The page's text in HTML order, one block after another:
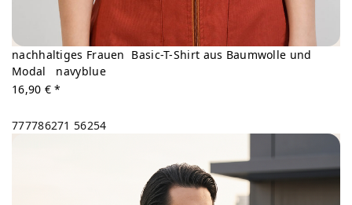
nachhaltiges Frauen Basic-T-Shirt aus Baumwolle und
Modal navyblue
16,90 € *
777786271 56254